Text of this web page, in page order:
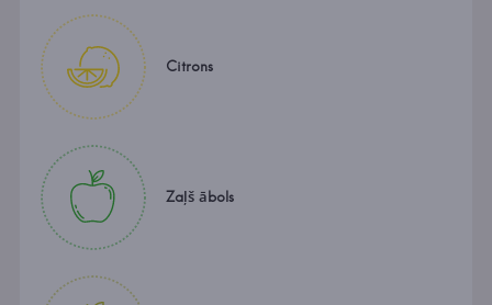
Citrons
Zaļš ābols